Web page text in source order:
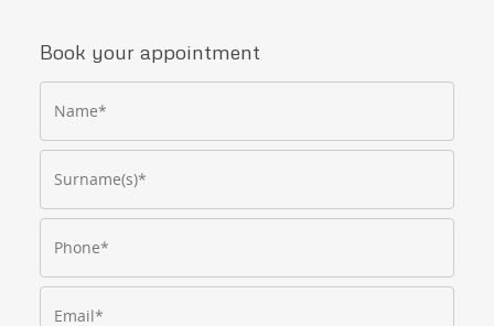
Book your appointment